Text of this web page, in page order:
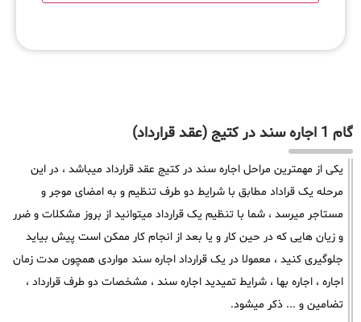
گام 1 اجاره سند در کتیج (عقد قرارداد)
یکی از مهمترین مراحل اجاره سند در کتیج عقد قرارداد میباشد ، در این
مرحله یک قراداد مطابق با شرایط دو طرف تنظیم و به امضای موجر و
مستاجر میرسد ، شما با تنظیم یک قرارداد میتوانید از بروز مشکلات و ضرر
و زیان هایی که در حین کار و یا بعد از انجام کار ممکن است پیش بیاید
جلوگیری کنید ، معمولا در یک قرارداد اجاره سند مواردی همچون مدت زمان
اجاره ، اجاره بها ، شرایط تمیدید اجاره سند ، مشخصات دو طرف قرارداد ،
تضامین و ... ذکر میشود.